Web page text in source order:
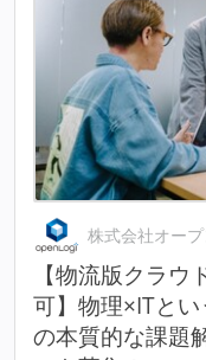
株式会社オー
【物流版クラ
可】物理×ITと
の本質的な課題